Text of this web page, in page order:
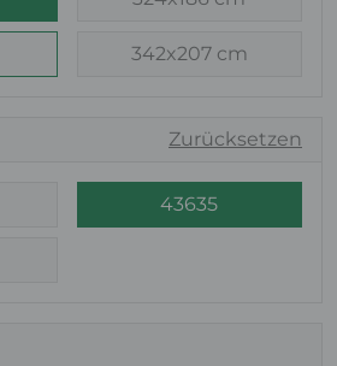
342x207 cm
Zurücksetzen
43635